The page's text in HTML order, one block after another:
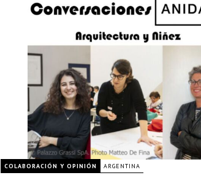
COLABORACIÓN Y OPINIÓN ARGENTINA